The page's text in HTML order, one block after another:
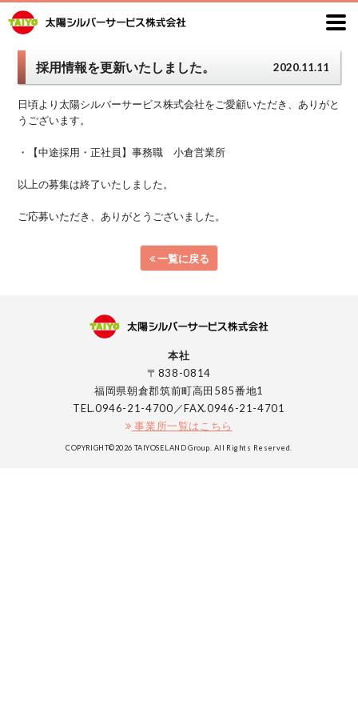
採用情報を更新いたしました。 2020.11.11
日頃より太陽シルバーサービス株式会社をご愛顧いただき、ありがと
うございます。
・【中途採用・正社員】事務職 小倉営業所
以上の募集は終了いたしました。
ご応募いただき、ありがとうございました。
一覧に戻る
本社
〒838-0814
福岡県朝倉郡筑前町高田585番地1
TEL.0946-21-4700／FAX.0946-21-4701
事業所一覧はこちら
COPYRIGHT©2026 TAIYOSELAND Group. All Rights Reserved.